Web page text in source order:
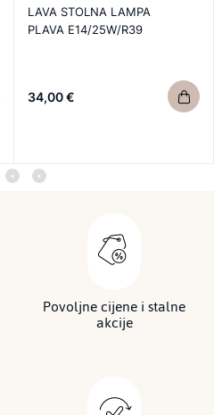
LAVA STOLNA LAMPA
PLAVA E14/25W/R39
34,00 €
Povoljne cijene i stalne
akcije